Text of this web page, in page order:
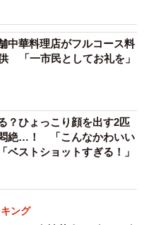
んは？
つめていました笑」
想は？
した」
ゃんですか？
す。たまには凛々しい
中華料理店がフルコース料
「一市民としてお礼を」
？ひょっこり顔を出す2匹
絶…！ 「こんなかわいい
ベストショットすぎる！」
ング